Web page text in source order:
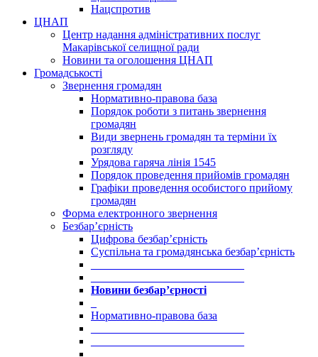
Нацспротив
ЦНАП
Центр надання адміністративних послуг
Макарівської селищної ради
Новини та оголошення ЦНАП
Громадськості
Звернення громадян
Нормативно-правова база
Порядок роботи з питань звернення
громадян
Види звернень громадян та терміни їх
розгляду
Урядова гаряча лінія 1545
Порядок проведення прийомів громадян
Графіки проведення особистого прийому
громадян
Форма електронного звернення
Безбар’єрність
Цифрова безбар’єрність
Суспільна та громадянська безбар’єрність
Новини безбар’єрності
Нормативно-правова база